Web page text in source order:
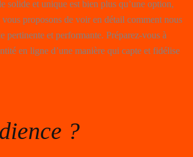
solide et unique est bien plus qu’une option,
proposons de voir en détail comment nous
et performante. Préparez-vous à
en ligne d’une manière qui capte et fidélise
?